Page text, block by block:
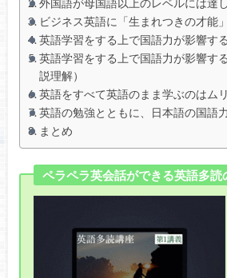
外国語が母国語以上のレベルには達
ビジネス英語に「生まれつきの才能
英語学習をする上で国語力が影響す
英語学習をする上で国語力が影響す
説理解）
英語をすべて英語のまま学ぶのはム
英語の勉強とともに、日本語の国語
まとめ
ペラペラ英会話ができる英語多読